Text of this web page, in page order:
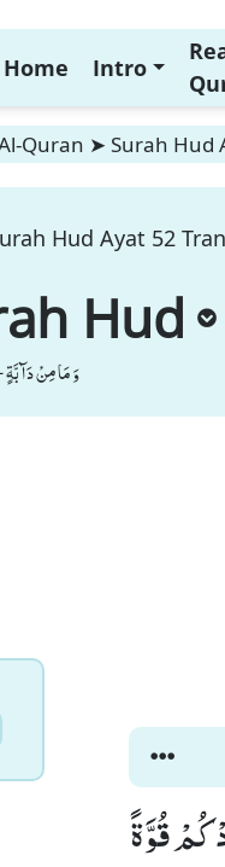
Home Intro
Quran ➤ Surah Hud
Hud Ayat 52
Hud
وَ مَا مِنْ دَآبَّةٍ
قُوَّةً